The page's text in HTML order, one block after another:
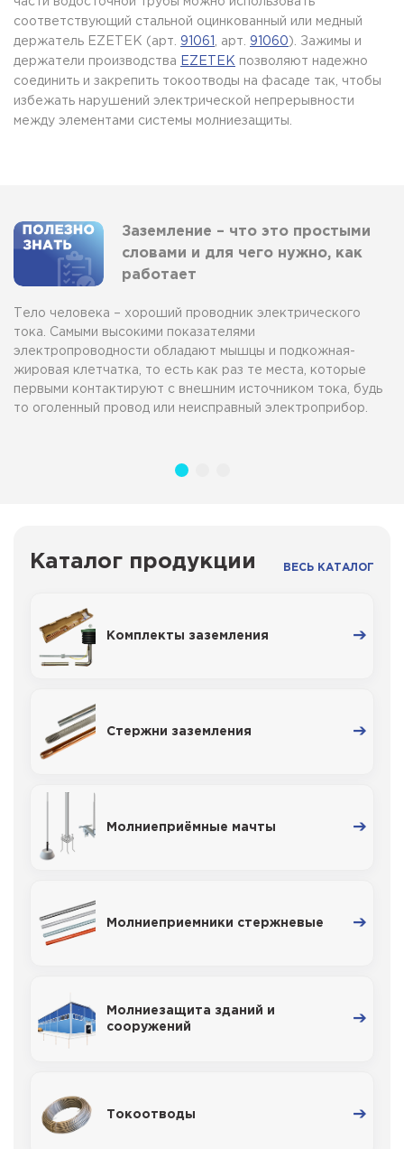
соответствующий стальной оцинкованный или медный
держатель EZETEK (арт. 91061 , арт. 91060 ). Зажимы и
держатели производства
EZETEK позволяют надежно
соединить и закрепить токоотводы на фасаде так, чтобы
избежать нарушений электрической непрерывности
между элементами системы молниезащиты.
Заземление – что это простыми
словами и для чего нужно, как
работает
Тело человека – хороший проводник электрического
тока. Самыми высокими показателями
электропроводности обладают мышцы и подкожная-
жировая клетчатка, то есть как раз те места, которые
первыми контактируют с внешним источником тока, будь
то оголенный провод или неисправный электроприбор.
Каталог продукции ВЕСЬ КАТАЛОГ
Комплекты заземления
Стержни заземления
Молниеприёмные мачты
Молниеприемники стержневые
Молниезащита зданий и
сооружений
Токоотводы